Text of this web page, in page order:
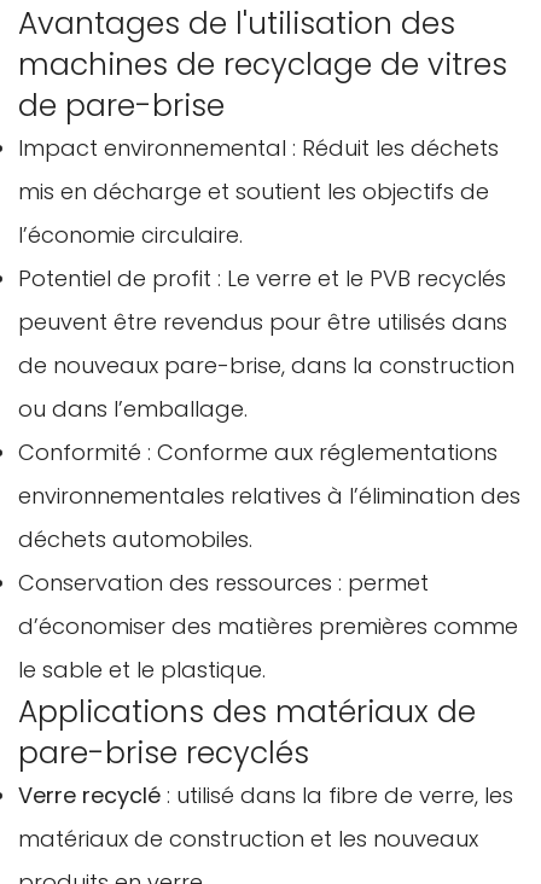
Avantages de l'utilisation des
machines de recyclage de vitres
de pare-brise
Impact environnemental : Réduit les déchets
mis en décharge et soutient les objectifs de
l’économie circulaire.
Potentiel de profit : Le verre et le PVB recyclés
peuvent être revendus pour être utilisés dans
de nouveaux pare-brise, dans la construction
ou dans l’emballage.
Conformité : Conforme aux réglementations
environnementales relatives à l’élimination des
déchets automobiles.
Conservation des ressources : permet
d’économiser des matières premières comme
le sable et le plastique.
Applications des matériaux de
pare-brise recyclés
Verre recyclé : utilisé dans la fibre de verre, les
matériaux de construction et les nouveaux